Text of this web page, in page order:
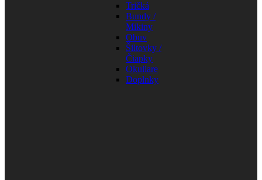
Tričká
Bundy /
Mikiny
Obuv
Šiltovky /
Čiapky
Okuliare
Doplnky